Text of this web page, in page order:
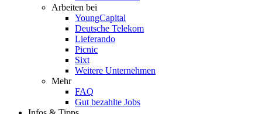
Arbeiten bei
YoungCapital
Deutsche Telekom
Lieferando
Picnic
Sixt
Weitere Unternehmen
Mehr
FAQ
Gut bezahlte Jobs